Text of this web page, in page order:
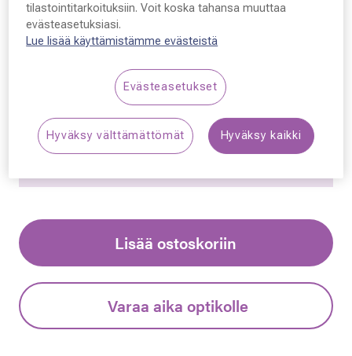
Ray-Ban 4474D, 710/87
Synttäriale: erä merkkiaurinkolaseja –50 %,
Lisää ostoskoriin
Varaa aika optikolle
tilastointitarkoituksiin. Voit koska tahansa muuttaa
evästeasetuksiasi.
Lue lisää käyttämistämme evästeistä
Evästeasetukset
Hyväksy välttämättömät Hyväksy kaikki